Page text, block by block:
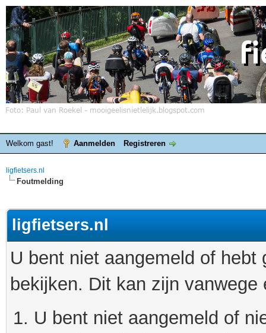
Welkom gast! Aanmelden Registreren
ligfietsers.nl
Foutmelding
ligfietsers.nl
U bent niet aangemeld of
bekijken. Dit kan zijn
U bent niet aangemeld of